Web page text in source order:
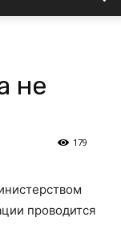
не
179
проводится